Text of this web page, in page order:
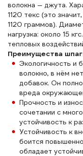
волокна — джута.
1120 текс (это
1120 граммов).
нагрузка: около 15
тепловых
Преимущества
Экологичность и
волокно, в нём
добавок. Он
вреда
Прочность и
сочетании с
устойчивость к
Устойчивость к
боится
обладает